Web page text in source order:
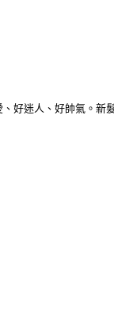
好迷人、好帥氣。新